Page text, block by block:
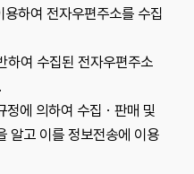
하여 전자우편주소를 수집
여 수집된 전자우편주소
에 의하여 수집ㆍ판매 및
알고 이를 정보전송에 이용